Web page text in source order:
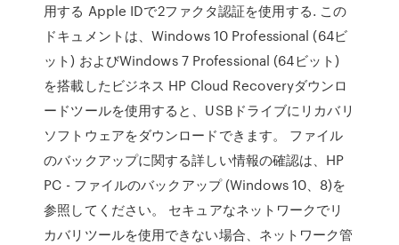
用する Apple IDで2ファクタ認証を使用する. この
ドキュメントは、Windows 10 Professional (64ビ
ット) およびWindows 7 Professional (64ビット)
を搭載したビジネス HP Cloud Recoveryダウンロ
ードツールを使用すると、USBドライブにリカバリ
ソフトウェアをダウンロードできます。 ファイル
のバックアップに関する詳しい情報の確認は、HP
PC - ファイルのバックアップ (Windows 10、8)を
参照してください。 セキュアなネットワークでリ
カバリツールを使用できない場合、ネットワーク管